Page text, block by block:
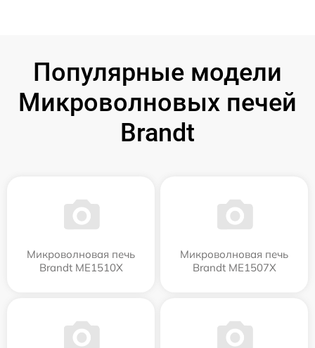
Популярные модели
Микроволновых печей
Brandt
Микроволновая печь
Brandt ME1510X
Микроволновая печь
Brandt ME1507X